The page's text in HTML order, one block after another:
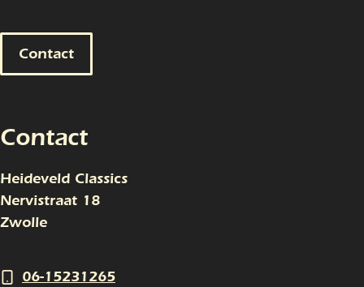
Contact
Contact
Heideveld Classics
Nervistraat 18
Zwolle
06-15231265